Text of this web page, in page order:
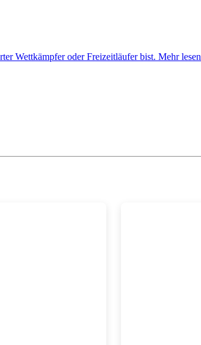
Wettkämpfer oder Freizeitläufer bist. Mehr lesen